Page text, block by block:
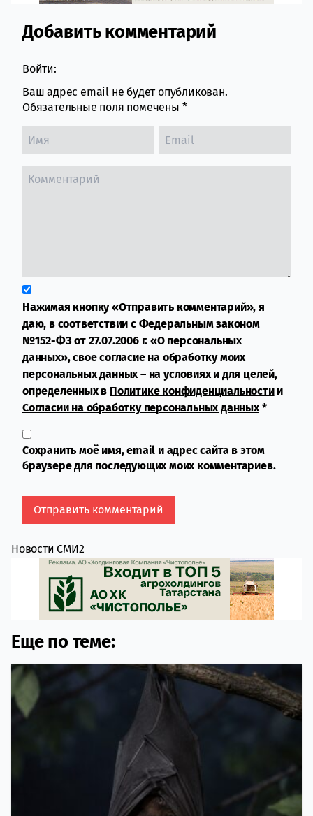
Comment section
Добавить комментарий
Войти:
Ваш адрес email не будет опубликован.
Обязательные поля помечены *
Нажимая кнопку «Отправить комментарий», я
даю, в соответствии с Федеральным законом
№152-ФЗ от 27.07.2006 г. «О персональных
данных», свое согласие на обработку моих
персональных данных – на условиях и для целей,
определенных в Политике конфиденциальностии
Согласии на обработку персональных данных*
Сохранить моё имя, email и адрес сайта в этом
браузере для последующих моих комментариев.
Новости СМИ2
Еще по теме: